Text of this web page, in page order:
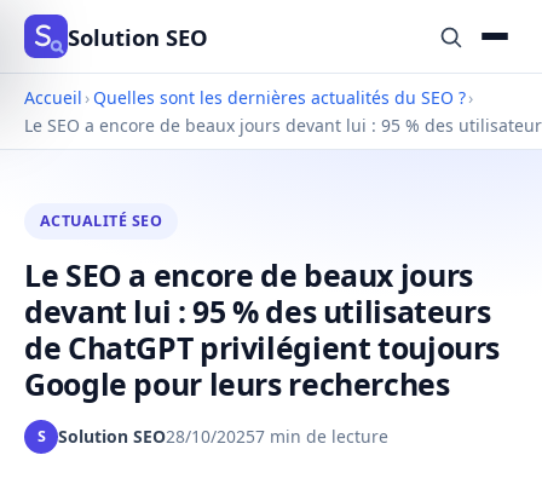
Solution SEO
Accueil › Quelles sont les dernières actualités du SEO ?›
Le SEO a encore de beaux jours devant lui : 95 % des
ACTUALITÉ SEO
Le SEO a encore de beaux jours
devant lui : 95 % des utilisateurs
de ChatGPT privilégient toujours
Google pour leurs recherches
S Solution SEO28/10/20257 min de lecture